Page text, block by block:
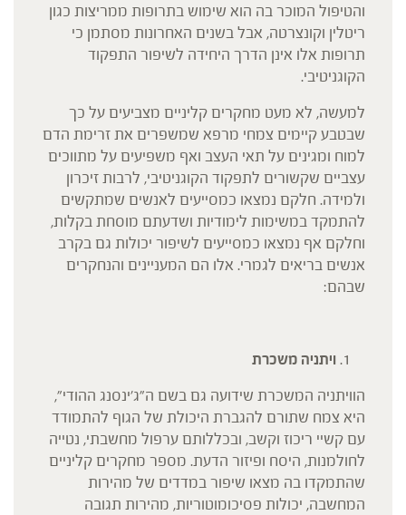
והטיפול המוכר בה הוא שימוש בתרופות ממריצות כגון
ריטלין וקונצרטה, אבל בשנים האחרונות מסתמן כי
תרופות אלו אינן הדרך היחידה לשיפור התפקוד
הקוגניטיבי.
למעשה, לא מעט מחקרים קליניים מצביעים על כך
שבטבע קיימים צמחי מרפא שמשפרים את זרימת הדם
למוח ומגינים על תאי העצב ואף משפיעים על מתווכים
עצביים שקשורים לתפקוד הקוגניטיבי, לרבות זיכרון
ולמידה. חלקם נמצאו כמסייעים לאנשים שמתקשים
להתמקד במשימות לימודיות ושדעתם מוסחת בקלות,
וחלקם אף נמצאו כמסייעים לשיפור יכולות גם בקרב
אנשים בריאים לגמרי. אלו הם המעניינים והנחקרים
שבהם:
ויתניה משכרת
הוויתניה המשכרת שידועה גם בשם ה"ג'ינסנג ההודי",
היא צמח שתורם להגברת היכולת של הגוף להתמודד
עם קשיי ריכוז וקשב, ובכללותם ערפול מחשבתי, נטייה
לחולמנות, היסח ופיזור הדעת. מספר מחקרים קליניים
שהתמקדו בה מצאו שיפור במדדים של מהירות
המחשבה, יכולות פסיכומוטוריות, מהירות תגובה